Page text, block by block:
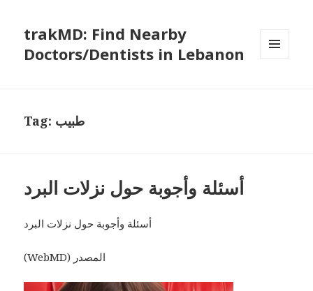
trakMD: Find Nearby
Doctors/Dentists in Lebanon
Tag: طبيب
أسئلة وأجوبة حول نزلات البرد
أسئلة وأجوبة حول نزلات البرد
(WebMD) المصدر